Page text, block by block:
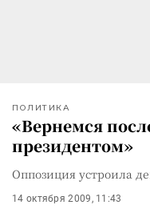
ПОЛИТИКА
«Вернемся
президентом»
Оппозиция устроила
14 октября 2009, 11:43